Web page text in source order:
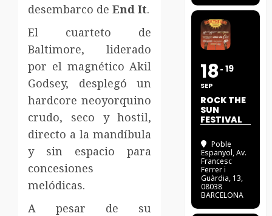
desembarco de End It.
El cuarteto de
Baltimore, liderado
por el magnético Akil
Godsey, desplegó un
hardcore neoyorquino
crudo, seco y hostil,
directo a la mandíbula
y sin espacio para
concesiones
melódicas.
A pesar de su
18
SEP
19
ROCK THE
SUN
FESTIVAL
Poble
Espanyol, Av.
Francesc
Ferrer i
Guàrdia, 13,
08038
BARCELONA